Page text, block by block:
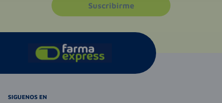
Suscribirme
SIGUENOS EN